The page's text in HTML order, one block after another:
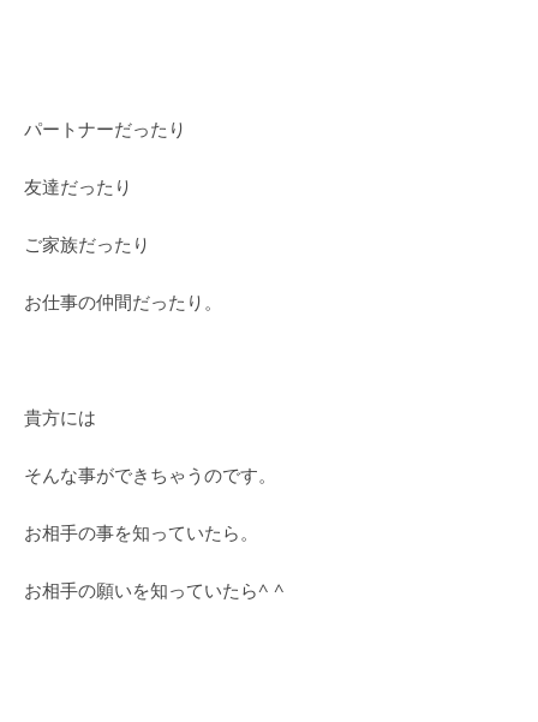
パートナーだったり
友達だったり
ご家族だったり
お仕事の仲間だったり。
貴方には
そんな事ができちゃうのです。
お相手の事を知っていたら。
お相手の願いを知っていたら^ ^